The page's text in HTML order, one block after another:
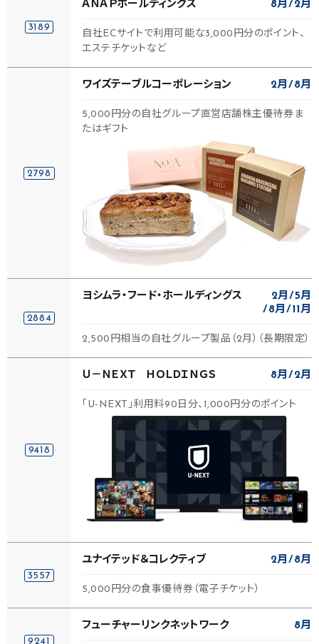
3189
ＡＮＡＰホールディングス 8月 2月
自社ECサイトで利用可能な3,000円分のポイント、
エステチケットなど
2798
ワイズテーブルコーポレーション 2月 8月
5,000円分の自社グループ直営店舗株主優待券ま
たはギフト
2884
ヨシムラ・フード・ホールディングス 2月
5月
8月
11月
2,500円相当の自社グループ製品（2月）（長期限定）
9418
Ｕ－ＮＥＸＴ ＨＯＬＤＩＮＧＳ 8月 2月
「U-NEXT」利用料90日分、1,000円分のポイント
3557
ユナイテッド＆コレクティブ 2月 8月
5,000円分の食事優待券（電子チケット）
9241
フューチャーリンクネットワーク 8月